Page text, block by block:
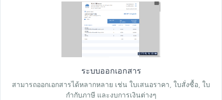
ระบบออกเอกสาร
สามารถออกเอกสารได้หลากหลาย เช่น ใบเสนอราคา, ใบสั่งซื้อ, ใบ
กำกับภาษี และงบการเงินต่างๆ